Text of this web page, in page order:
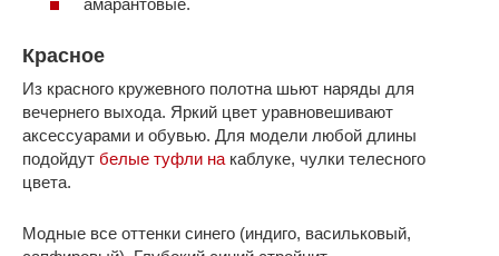
амарантовые.
Красное
Из красного кружевного полотна шьют наряды для
вечернего выхода. Яркий цвет уравновешивают
аксессуарами и обувью. Для модели любой длины
подойдут белые туфли на каблуке, чулки телесного
цвета.
Модные все оттенки синего (индиго, васильковый,